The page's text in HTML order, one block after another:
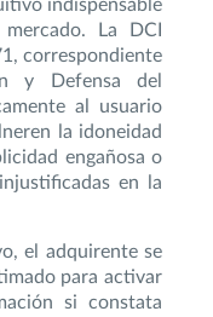
La DCI
correspondiente
y Defensa del
al usuario
la idoneidad
engañosa o
en la
el adquirente se
para activar
si constata